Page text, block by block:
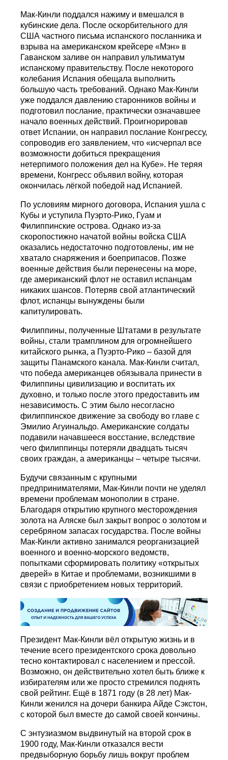
Мак-Кинли поддался нажиму и вмешался в
кубинские дела. После оскорбительного для
США частного письма испанского посланника и
взрыва на американском крейсере «Мэн» в
Гаванском заливе он направил ультиматум
испанскому правительству. После некоторого
колебания Испания обещала выполнить
большую часть требований. Однако Мак-Кинли
уже поддался давлению старонников войны и
подготовил послание, практически означавшее
начало военных действий. Проигнорировав
ответ Испании, он направил послание Конгрессу,
сопроводив его заявлением, что «исчерпал все
возможности добиться прекращения
нетерпимого положения дел на Кубе». Не теряя
времени, Конгресс объявил войну, которая
окончилась лёгкой победой над Испанией.
По условиям мирного договора, Испания ушла с
Кубы и уступила Пуэрто-Рико, Гуам и
Филиппинские острова. Однако из-за
скоропостижно начатой войны войска США
оказались недостаточно подготовлены, им не
хватало снаряжения и боеприпасов. Позже
военные действия были перенесены на море,
где американский флот не оставил испанцам
никаких шансов. Потеряв свой атлантический
флот, испанцы вынуждены были
капитулировать.
Филиппины, полученные Штатами в результате
войны, стали трамплином для огромнейшего
китайского рынка, а Пуэрто-Рико – базой для
защиты Панамского канала. Мак-Кинли считал,
что победа американцев обязывала принести в
Филиппины цивилизацию и воспитать их
духовно, и только после этого предоставить им
независимость. С этим было несогласно
филиппинское движение за свободу во главе с
Эмилио Агуинальдо. Американские солдаты
подавили начавшееся восстание, вследствие
чего филиппинцы потеряли двадцать тысяч
своих граждан, а американцы – четыре тысячи.
Будучи связанным с крупными
предпринимателями, Мак-Кинли почти не уделял
времени проблемам монополии в стране.
Благодаря открытию крупного месторождения
золота на Аляске был закрыт вопрос о золотом и
серебряном запасах государства. После войны
Мак-Кинли активно занимался реорганизацией
военного и военно-морского ведомств,
попытками сформировать политику «открытых
дверей» в Китае и проблемами, возникшими в
связи с приобретением новых территорий.
Президент Мак-Кинли вёл открытую жизнь и в
течение всего президентского срока довольно
тесно контактировал с населением и прессой.
Возможно, он действительно хотел быть ближе к
избирателям или же просто стремился поднять
свой рейтинг. Ещё в 1871 году (в 28 лет) Мак-
Кинли женился на дочери банкира Айде Сэкстон,
с которой был вместе до самой своей кончины.
С энтузиазмом выдвинутый на второй срок в
1900 году, Мак-Кинли отказался вести
предвыборную борьбу лишь вокруг проблем